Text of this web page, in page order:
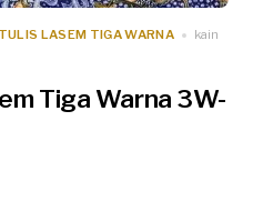
LASEM TIGA WARNA
kain
Tiga Warna 3W-